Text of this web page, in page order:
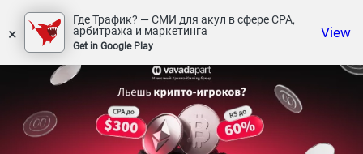
×
Где Трафик? — СМИ для акул в сфере СРА,
арбитража и маркетинга
Get in Google Play
View